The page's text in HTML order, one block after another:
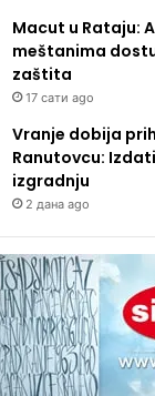
Macut u Rataju:
meštanima
zaštita
17 сати ago
Vranje dobija
Ranutovcu:
izgradnju
2 дана ago